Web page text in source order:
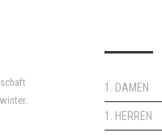
1. DAMEN
1. HERREN